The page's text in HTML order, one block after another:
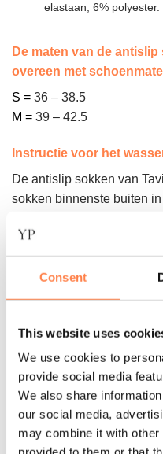
Consent
This website uses
We use cookies to
provide social media
We also share
our social media,
may combine it with other
elastaan, 6% polyester.
De maten van de
overeen met
S = 36 – 38.5
M = 39 – 42.5
Instructie voor het
De antislip sokken van
sokken binnenste buiten
drogen of op een lage
Let op! Gebruik geen
Over het merk
Tavi begon met één
antislipsokken voor
Ontworpen door ervaren
sokken ultieme grip met